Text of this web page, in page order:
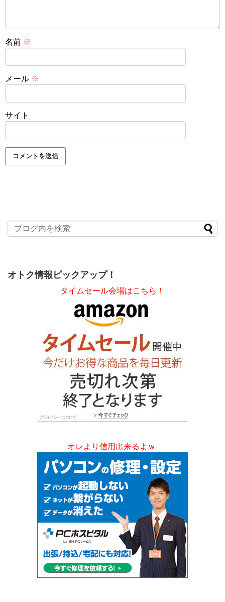
名前 ※
メール ※
サイト
オトク情報ピックアップ！
タイムセール会場はこちら！
オレより信用出来るよｗ